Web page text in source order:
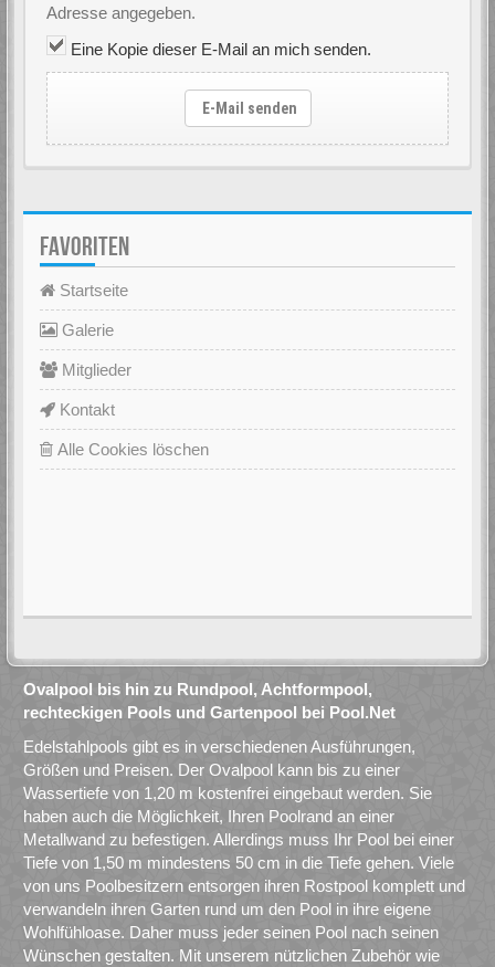
Adresse angegeben.
Eine Kopie dieser E-Mail an mich senden.
E-Mail senden
FAVORITEN
Startseite
Galerie
Mitglieder
Kontakt
Alle Cookies löschen
Ovalpool bis hin zu Rundpool, Achtformpool,
rechteckigen Pools und Gartenpool bei Pool.Net
Edelstahlpools gibt es in verschiedenen Ausführungen,
Größen und Preisen. Der Ovalpool kann bis zu einer
Wassertiefe von 1,20 m kostenfrei eingebaut werden. Sie
haben auch die Möglichkeit, Ihren Poolrand an einer
Metallwand zu befestigen. Allerdings muss Ihr Pool bei einer
Tiefe von 1,50 m mindestens 50 cm in die Tiefe gehen. Viele
von uns Poolbesitzern entsorgen ihren Rostpool komplett und
verwandeln ihren Garten rund um den Pool in ihre eigene
Wohlfühloase. Daher muss jeder seinen Pool nach seinen
Wünschen gestalten. Mit unserem nützlichen Zubehör wie